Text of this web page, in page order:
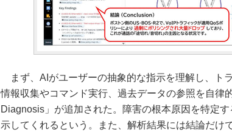
まず、AIがユーザーの抽象的な指示を理解し、ト
情報収集やコマンド実行、過去データの参照を自律
Diagnosis」が追加された。障害の根本原因を特定
示してくれるという。また、解析結果には結論だけ